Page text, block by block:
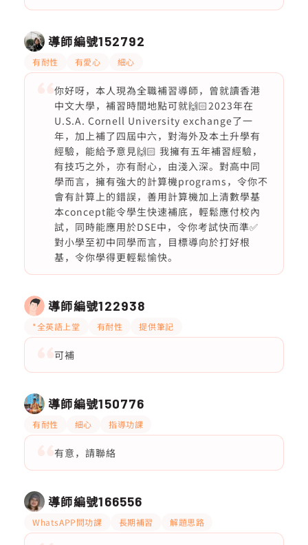
導師編號152792
有耐性 有愛心 細心
你好呀，本人現為全職補習導師，曾就讀香港
中文大學，補習時間地點可就🙌🏻2023年在
U.S.A. Cornell University exchange了一
年，加上補了四屆中六，對海外及本土升學有
經驗，能給予意見🙌🏻 我擁有五年補習經驗，
有技巧之外，亦有耐心，由淺入深。對高中同
學而言，擁有強大的計算機programs，令你不
會有計算上的錯誤，善用計算機加上清數學基
本concept能令學生快速補底，輕鬆應付校內
試，同時能應用於DSE中，令你考試快而準✅
對小學至初中同學而言，目標導向於打好根
基，令你學得更輕鬆愉快。
導師編號122938
*全英語上堂 有耐性 提供筆記
可補
導師編號150776
有耐性 細心 指導功課
有意，請聯絡
導師編號166556
WhatsAPP問功課 長期補習 解題思路